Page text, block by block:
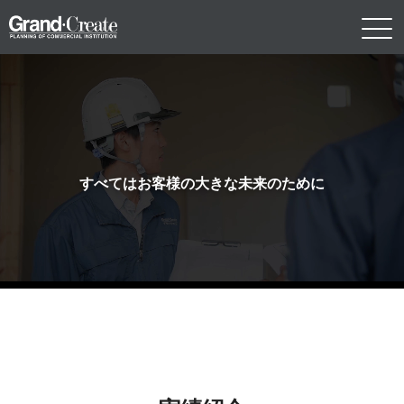
すべてはお客様の大きな未来のために